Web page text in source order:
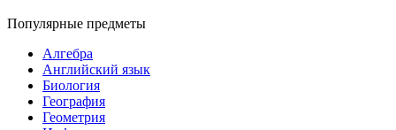
Популярные предметы
Алгебра
Английский язык
Биология
География
Геометрия